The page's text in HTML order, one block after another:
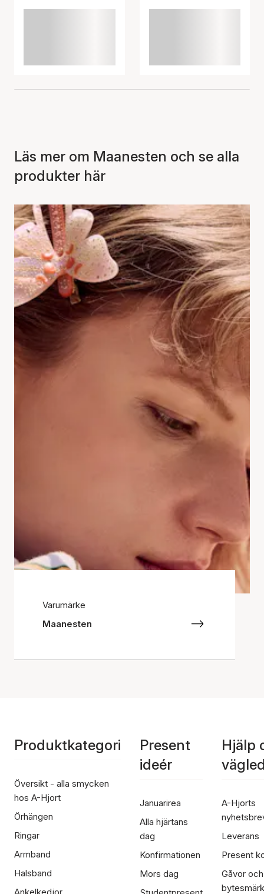
Läs mer om Maanesten och se alla
produkter här
Varumärke
Maanesten
Produktkategori
Översikt - alla smycken
hos A-Hjort
Örhängen
Ringar
Armband
Halsband
Ankelkedjor
Present
ideér
Januarirea
Alla hjärtans
dag
Konfirmationen
Mors dag
Hjälp
A-Hjorts
Leverans
Present
Gåvor och